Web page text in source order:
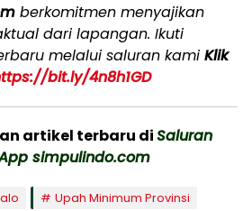
berkomitmen menyajikan
dari lapangan. Ikuti
melalui saluran kami Klik
bit.ly/4n8h1GD
artikel terbaru diSaluran
simpulindo.com
Upah Minimum Provinsi